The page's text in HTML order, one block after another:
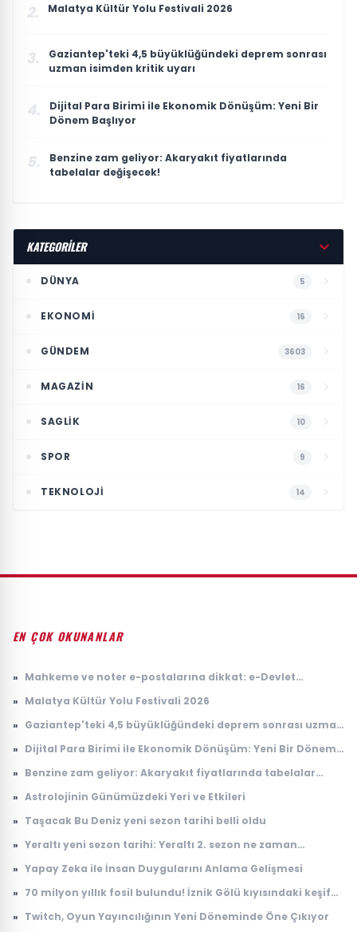
2. Malatya Kültür Yolu Festivali 2026
3.
Gaziantep'teki 4,5 büyüklüğündeki deprem sonrası
uzman isimden kritik uyarı
4.
Dijital Para Birimi ile Ekonomik Dönüşüm: Yeni Bir
Dönem Başlıyor
5.
Benzine zam geliyor: Akaryakıt fiyatlarında
tabelalar değişecek!
KATEGORİLER
DÜNYA 5
EKONOMI 16
GÜNDEM 3603
MAGAZIN 16
SAGLIK 10
SPOR 9
TEKNOLOJI 14
EN ÇOK OKUNANLAR
» Mahkeme ve noter e-postalarına dikkat: e-Devlet
» Malatya Kültür Yolu Festivali 2026
» Gaziantep'teki 4,5 büyüklüğündeki deprem sonrası uzman
» Dijital Para Birimi ile Ekonomik Dönüşüm: Yeni Bir Dönem
» Benzine zam geliyor: Akaryakıt fiyatlarında tabelalar
» Astrolojinin Günümüzdeki Yeri ve Etkileri
» Taşacak Bu Deniz yeni sezon tarihi belli oldu
» Yeraltı yeni sezon tarihi: Yeraltı 2. sezon ne zaman
» Yapay Zeka ile İnsan Duygularını Anlama Gelişmesi
» 70 milyon yıllık fosil bulundu! İznik Gölü kıyısındaki keşif
» Twitch, Oyun Yayıncılığının Yeni Döneminde Öne Çıkıyor